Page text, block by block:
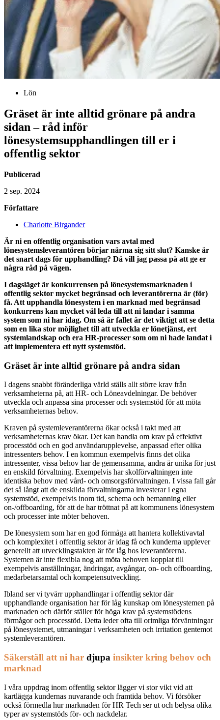
Lön
Gräset är inte alltid grönare på andra
sidan – råd inför
lönesystemsupphandlingen till er i
offentlig sektor
Publicerad
2 sep. 2024
Författare
Charlotte Birgander
Är ni en offentlig organisation vars avtal med
lönesystemsleverantören börjar närma sig sitt slut? Kanske är
det snart dags för upphandling? Då vill jag passa på att ge er
några råd på vägen.
I dagsläget är konkurrensen på lönesystemsmarknaden i
offentlig sektor mycket begränsad och leverantörerna är (för)
få. Att upphandla lönesystem i en marknad med begränsad
konkurrens kan mycket väl leda till att ni landar i samma
system som ni har idag. Om så är fallet är det viktigt att se detta
som en lika stor möjlighet till att utveckla er lönetjänst, ert
systemlandskap och era HR-processer som om ni hade landat i
att implementera ett nytt systemstöd.
Gräset är inte alltid grönare på andra sidan
I dagens snabbt föränderliga värld ställs allt större krav från
verksamheterna på, att HR- och Löneavdelningar. De behöver
utveckla och anpassa sina processer och systemstöd för att möta
verksamheternas behov.
Kraven på systemleverantörerna ökar också i takt med att
verksamheternas krav ökar. Det kan handla om krav på effektivt
processtöd och en god användarupplevelse, anpassad efter olika
intressenters behov. I en kommun exempelvis finns det olika
intressenter, vissa behov har de gemensamma, andra är unika för just
en enskild förvaltning. Exempelvis har skolförvaltningen inte
identiska behov med vård- och omsorgsförvaltningen. I vissa fall går
det så långt att de enskilda förvaltningarna investerar i egna
systemstöd, exempelvis inom tid, schema och bemanning eller
on-/offboarding, för att de har tröttnat på att kommunens lönesystem
och processer inte möter behoven.
De lönesystem som har en god förmåga att hantera kollektivavtal
och komplexitet i offentlig sektor är idag få och kunderna upplever
generellt att utvecklingstakten är för låg hos leverantörerna.
Systemen är inte flexibla nog att möta behoven kopplat till
exempelvis anställningar, ändringar, avgångar, on- och offboarding,
medarbetarsamtal och kompetensutveckling.
Ibland ser vi tyvärr upphandlingar i offentlig sektor där
upphandlande organisation har för låg kunskap om lönesystemen på
marknaden och därför ställer för höga krav på systemstödens
förmågor och processtöd. Detta leder ofta till orimliga förväntningar
på lönesystemet, utmaningar i verksamheten och irritation gentemot
systemleverantören.
Säkerställ att ni har djupa insikter kring behov och
marknad
I våra uppdrag inom offentlig sektor lägger vi stor vikt vid att
kartlägga kundernas nuvarande och framtida behov. Vi försöker
också förmedla hur marknaden för HR Tech ser ut och belysa olika
typer av systemstöds för- och nackdelar.